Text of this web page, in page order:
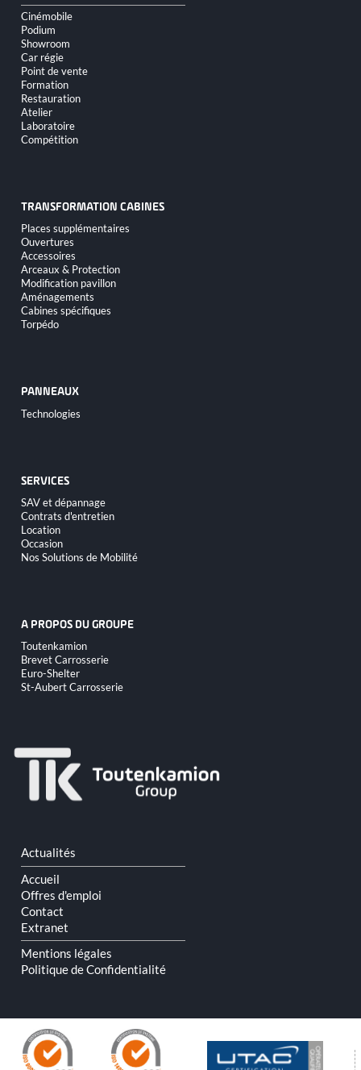
Cinémobile
Podium
Showroom
Car régie
Point de vente
Formation
Restauration
Atelier
Laboratoire
Compétition
TRANSFORMATION CABINES
Aller
au
contenu
Places supplémentaires
Ouvertures
Accessoires
Arceaux & Protection
Modification pavillon
Aménagements
Cabines spécifiques
Torpédo
PANNEAUX
Aller
au
Technologies
SERVICES
Aller
au
contenu
SAV et dépannage
Contrats d'entretien
Location
Occasion
Nos Solutions de Mobilité
A PROPOS DU GROUPE
Aller
au
contenu
Toutenkamion
Brevet Carrosserie
Euro-Shelter
St-Aubert Carrosserie
Aller
au
contenu
Actualités
Accueil
Offres d'emploi
Contact
Extranet
Mentions légales
Politique de Confidentialité